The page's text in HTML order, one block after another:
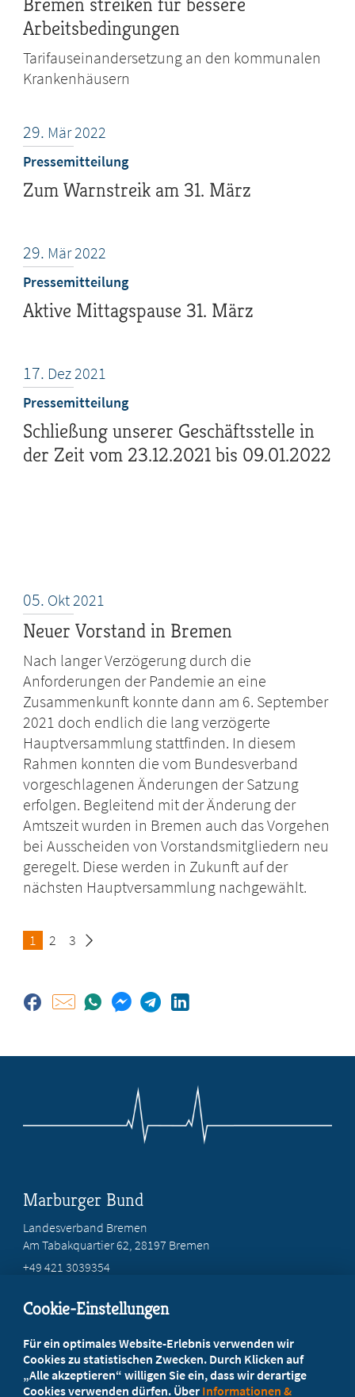
Arbeitsbedingungen
Tarifauseinandersetzung an den kommunalen
Krankenhäusern
29. Mär2022
Pressemitteilung
Zum Warnstreik am 31. März
29. Mär2022
Pressemitteilung
Aktive Mittagspause 31. März
17. Dez2021
Pressemitteilung
Schließung unserer Geschäftsstelle in
der Zeit vom 23.12.2021 bis 09.01.2022
05. Okt2021
Neuer Vorstand in Bremen
Nach langer Verzögerung durch die
Anforderungen der Pandemie an eine
Zusammenkunft konnte dann am 6. September
2021 doch endlich die lang verzögerte
Hauptversammlung stattfinden. In diesem
Rahmen konnten die vom Bundesverband
vorgeschlagenen Änderungen der Satzung
erfolgen. Begleitend mit der Änderung der
Amtszeit wurden in Bremen auch das Vorgehen
bei Ausscheiden von Vorstandsmitgliedern neu
geregelt. Diese werden in Zukunft auf der
nächsten Hauptversammlung nachgewählt.
Seite
1 Seite
2 Seite
3
Marburger Bund
Landesverband Bremen
Am Tabakquartier 62, 28197 Bremen
+49 421 3039354
Ihr Landesverband berät Sie!
Cookie-Einstellungen
Für ein optimales Website-Erlebnis verwenden wir
Cookies zu statistischen Zwecken. Durch Klicken auf
„Alle akzeptieren“ willigen Sie ein, dass wir derartige
Cookies verwenden dürfen. Über Informationen &